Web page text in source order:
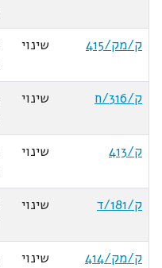
ק/מק/415
שינוי
ק/316/ח
שינוי
ק/413
שינוי
ק/181/ד
שינוי
ק/מק/414
שינוי